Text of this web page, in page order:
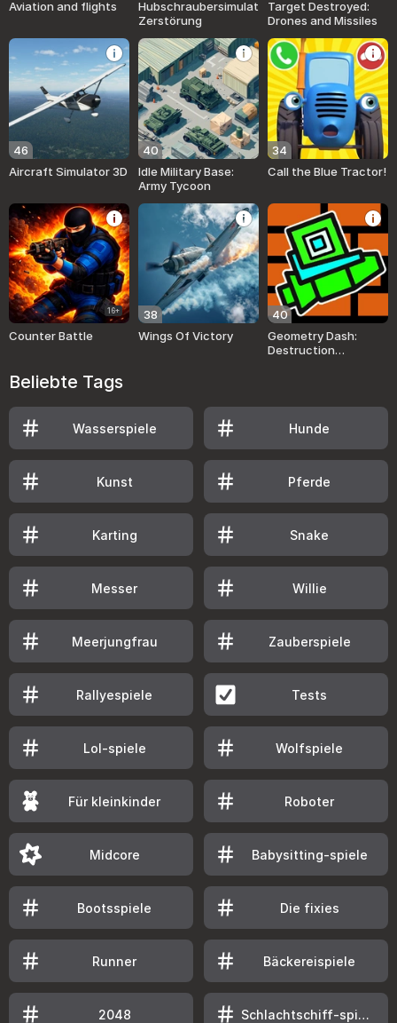
Aviation and flights
Hubschraubersimulator:
Zerstörung
Target Destroyed:
Drones and Missiles
46
Aircraft Simulator 3D
40
Idle Military Base:
Army Tycoon
34
Call the Blue Tractor!
16+
Counter Battle
38
Wings Of Victory
40
Geometry Dash:
Destruction
Beliebte Tags
Wasserspiele Hunde
Kunst Pferde
Karting Snake
Messer Willie
Meerjungfrau Zauberspiele
Rallyespiele Tests
Lol-spiele Wolfspiele
Für kleinkinder Roboter
Midcore Babysitting-spiele
Bootsspiele Die fixies
Runner Bäckereispiele
2048 Schlachtschiff-spiele